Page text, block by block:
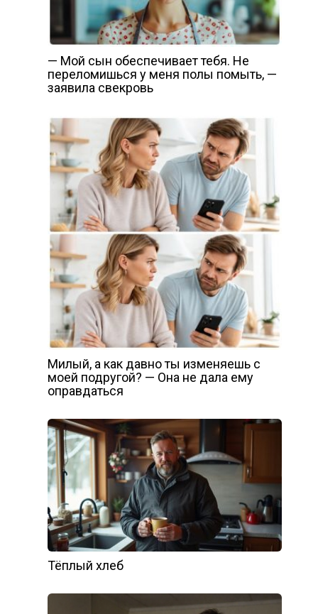
— Мой сын обеспечивает тебя. Не
переломишься у меня полы помыть, —
заявила свекровь
Милый, а как давно ты изменяешь с
моей подругой? — Она не дала ему
оправдаться
Тёплый хлеб